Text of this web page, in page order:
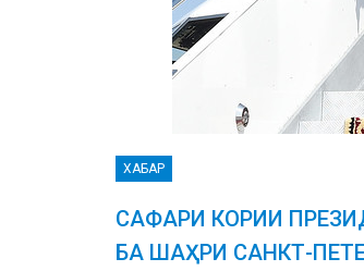
ХАБАР
САФАРИ КОРИИ
БА ШАҲРИ САНКТ-